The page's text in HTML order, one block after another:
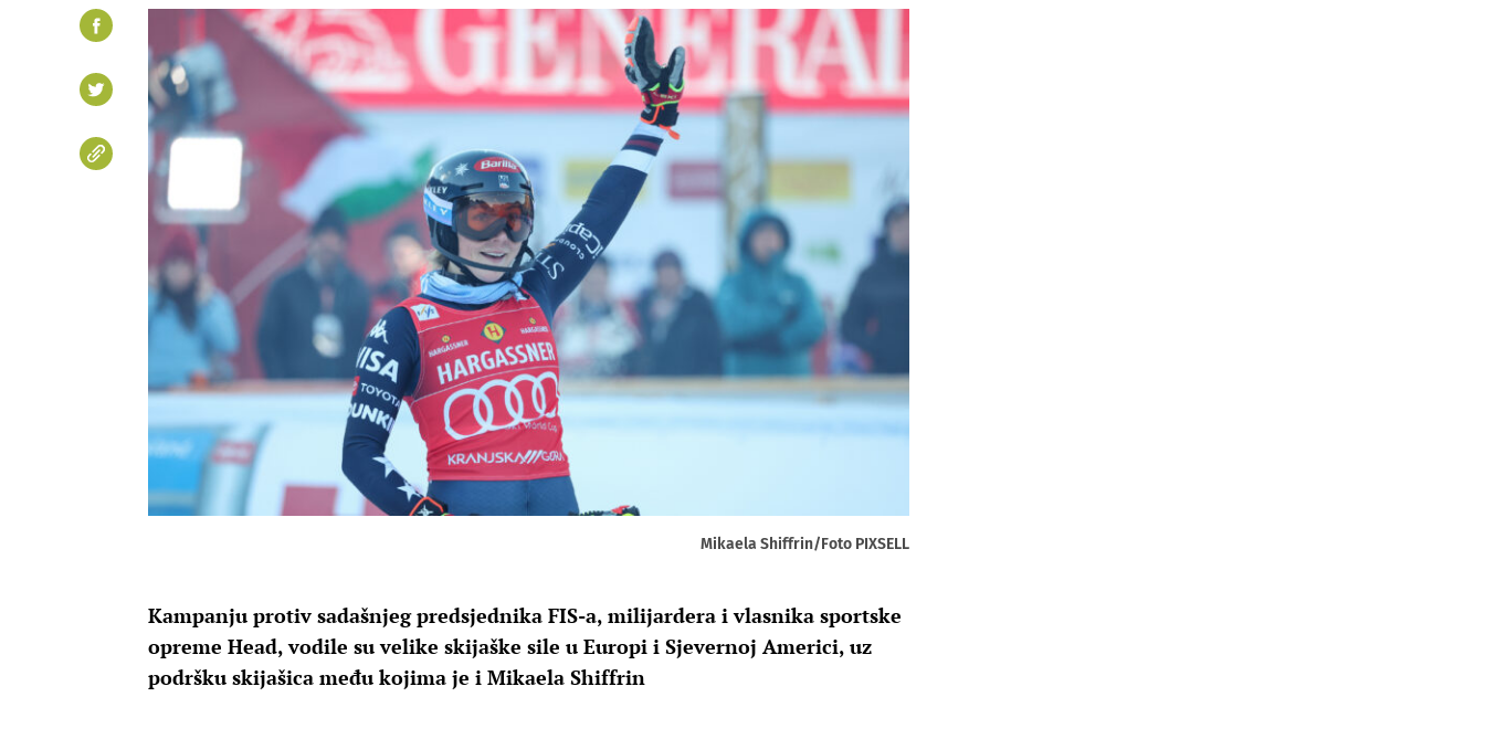
Mikaela Shiffrin/Foto PIXSELL
Kampanju protiv sadašnjeg predsjednika FIS-a, milijardera i vlasnika sportske
opreme Head, vodile su velike skijaške sile u Europi i Sjevernoj Americi, uz
podršku skijašica među kojima je i Mikaela Shiffrin